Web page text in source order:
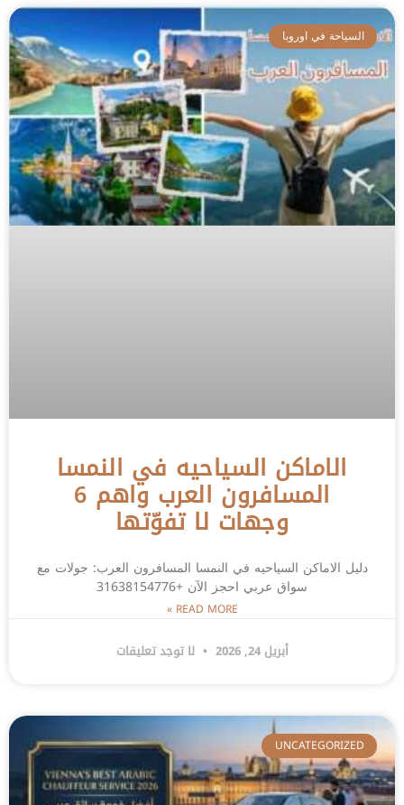
السياحة في اوروبا
الاماكن السياحيه في النمسا
المسافرون العرب واهم 6
وجهات لا تفوّتها
دليل الاماكن السياحيه في النمسا المسافرون العرب: جولات مع
سواق عربي احجز الآن +31638154776
READ MORE »
أبريل 24, 2026 لا توجد تعليقات
UNCATEGORIZED